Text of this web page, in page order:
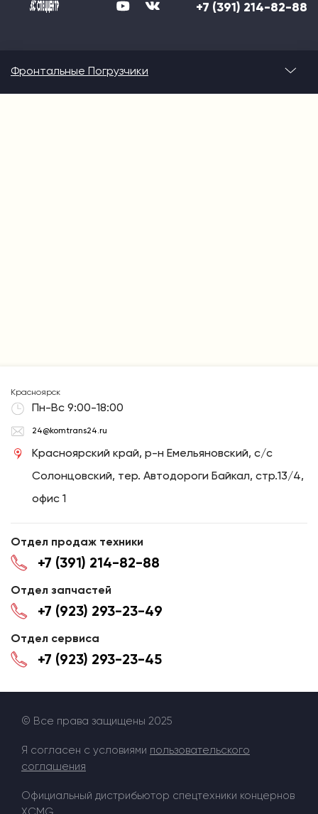
+7 (391) 214-82-88
Фронтальные Погрузчики
Красноярск
Пн-Вс 9:00-18:00
24@komtrans24.ru
Красноярский край, р-н Емельяновский, с/с
Солонцовский, тер. Автодороги Байкал, стр.13/4,
офис 1
Отдел продаж техники
+7 (391) 214-82-88
Отдел запчастей
+7 (923) 293-23-49
Отдел сервиса
+7 (923) 293-23-45
© Все права защищены 2025
Я согласен с условиями пользовательского
соглашения
Официальный дистрибьютор спецтехники концернов